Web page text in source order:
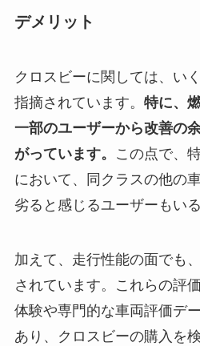
デメリット
クロスビーに関しては、い
指摘されています。 特に、
一部のユーザーから改善の
がっています。
この点で、
において、同クラスの他の
劣ると感じるユーザーもいる
加えて、走行性能の面でも
されています。これらの評
体験や専門的な車両評価デ
あり、クロスビーの購入を